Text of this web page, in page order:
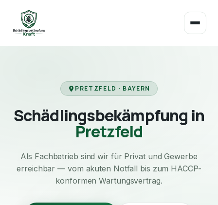
PRETZFELD · BAYERN
Schädlingsbekämpfung in
Pretzfeld
Als Fachbetrieb sind wir für Privat und Gewerbe
erreichbar — vom akuten Notfall bis zum HACCP-
konformen Wartungsvertrag.